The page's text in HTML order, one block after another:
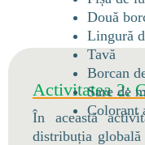
Două
Lingură
Tavă
Borcan
Sare de
Colorant
Activitatea 2:
În această
distribuția globală